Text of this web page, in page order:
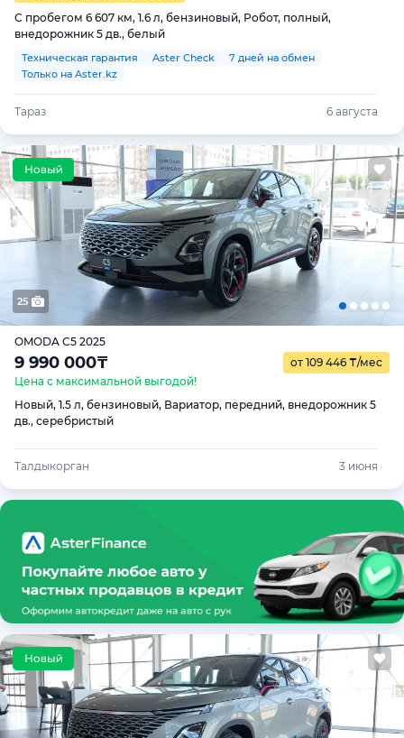
С пробегом 6 607 км, 1.6 л, бензиновый, Робот, полный,
внедорожник 5 дв., белый
Техническая гарантия Aster Check
7 дней на обмен
Только на Aster.kz
Тараз 6 августа
25
OMODA C5 2025
9 990 000₸ от 109 446 ₸/мес
Цена с максимальной выгодой!
Новый, 1.5 л, бензиновый, Вариатор, передний, внедорожник 5
дв., серебристый
Талдыкорган 3 июня